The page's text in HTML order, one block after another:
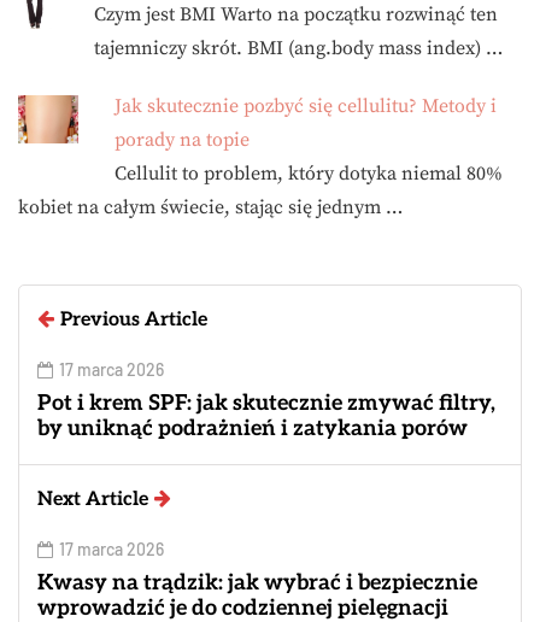
Czym jest BMI Warto na początku rozwinąć ten
tajemniczy skrót. BMI (ang.body mass index) …
Jak skutecznie pozbyć się cellulitu? Metody i
porady na topie
Cellulit to problem, który dotyka niemal 80%
kobiet na całym świecie, stając się jednym …
Previous Article
17 marca 2026
Pot i krem SPF: jak skutecznie zmywać filtry,
by uniknąć podrażnień i zatykania porów
Next Article
17 marca 2026
Kwasy na trądzik: jak wybrać i bezpiecznie
wprowadzić je do codziennej pielęgnacji